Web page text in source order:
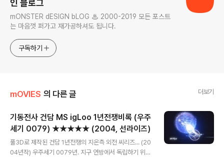
인 블로그
mONSTER dESIGN bLOG ♨ 2000-2019 모든 포스트
는 마음껏 퍼가고 재가공하셔도 됩니다.
구독하기
mOVIES 의 다른 글 더보기
기동전사 건담 MS igLoo 1년전쟁비록 (우주
세기 0079) ★★★★★ (2004, 선라이즈)
풀3D로 제작된 건담 1년전쟁의 지온측 외전 씨리즈... (20
04년작) 우주세기 0079년. 지구 연방에서 독립하기 위해